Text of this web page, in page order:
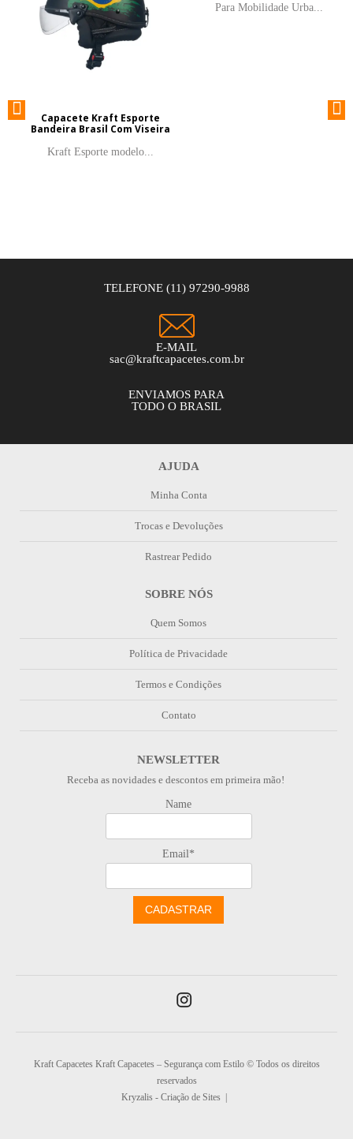
Capacete Kraft Esporte
Bandeira Brasil Com Viseira
Kraft Esporte modelo...
Para Mobilidade Urba...
TELEFONE (11) 97290-9988
E-MAIL
sac@kraftcapacetes.com.br
ENVIAMOS PARA
TODO O BRASIL
AJUDA
Minha Conta
Trocas e Devoluções
Rastrear Pedido
SOBRE NÓS
Quem Somos
Política de Privacidade
Termos e Condições
Contato
NEWSLETTER
Receba as novidades e descontos em primeira mão!
Name
Email*
Kraft Capacetes Kraft Capacetes – Segurança com Estilo © Todos os direitos
reservados
Kryzalis - Criação de Sites |